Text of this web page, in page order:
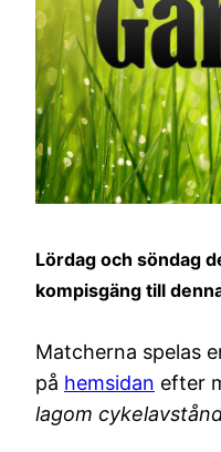
Lördag och söndag
kompisgäng till
Matcherna spelas
på hemsidan efter
lagom